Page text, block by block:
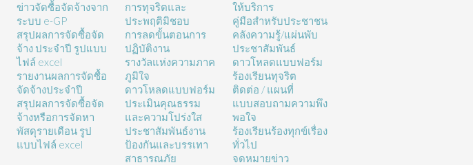
ข่าวจัดซื้อจัดจ้างจาก
ระบบ e-GP
สรุปผลการจัดซื้อจัด
จ้าง ประจำปี รูปแบบ
ไฟล์ excel
รายงานผลการจัดซื้อ
จัดจ้างประจำปี
สรุปผลการจัดซื้อจัด
จ้างหรือการจัดหา
พัสดุรายเดือน รูป
แบบไฟล์ excel
การทุจริตและ
ประพฤติมิชอบ
การลดขั้นตอนการ
ปฏิบัติงาน
รางวัลแห่งความภาค
ภูมิใจ
ดาวโหลดแบบฟอร์ม
ประเมินคุณธรรม
และความโปร่งใส
ประชาสัมพันธ์งาน
ป้องกันและบรรเทา
สาธารณภัย
ให้บริการ
คู่มือสำหรับประชาชน
คลังความรู้/แผ่นพับ
ประชาสัมพันธ์
ดาวโหลดแบบฟอร์ม
ร้องเรียนทุจริต
ติดต่อ / แผนที่
แบบสอบถามความพึง
พอใจ
ร้องเรียนร้องทุกข์เรื่อง
ทั่วไป
จดหมายข่าว